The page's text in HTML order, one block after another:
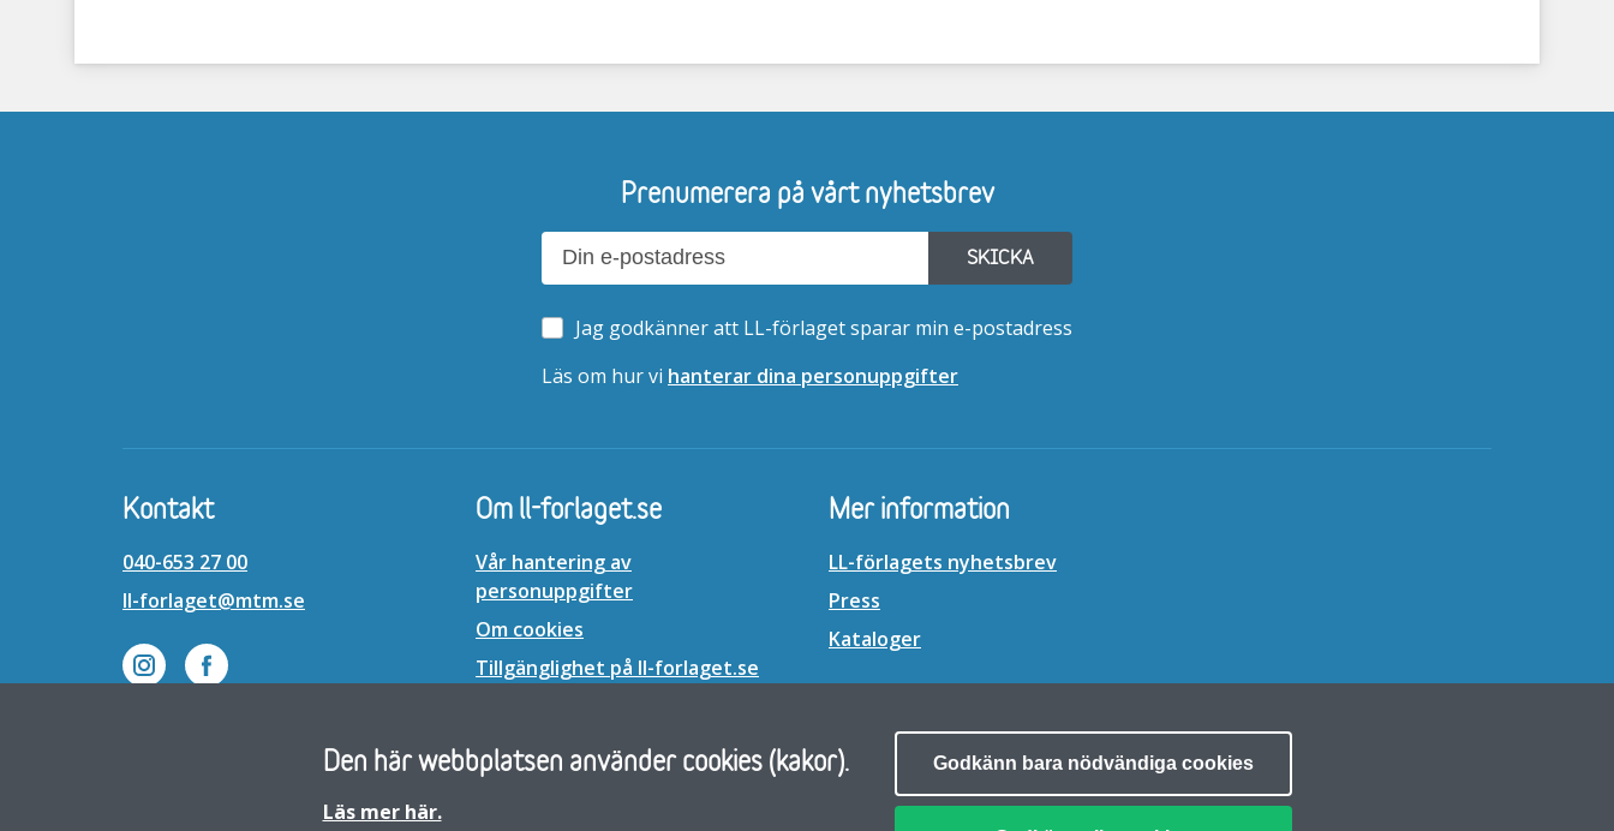
Den här webbplatsen använder cookies (kakor).
Läs mer här.
Godkänn bara nödvändiga cookies
Prenumerera på vårt nyhetsbrev
SKICKA
Jag godkänner att LL-förlaget sparar min e-postadress
Läs om hur vi hanterar dina personuppgifter
Kontakt
040-653 27 00
ll-forlaget@mtm.se
Lättläst på Instagram
Om ll-forlaget.se
Vår hantering av
personuppgifter
Om cookies
Tillgänglighet på ll-forlaget.se
Mer information
LL-förlagets nyhetsbrev
Press
Kataloger
LL-förlaget är en del av MTM, Myndigheten för tillgängliga medier.